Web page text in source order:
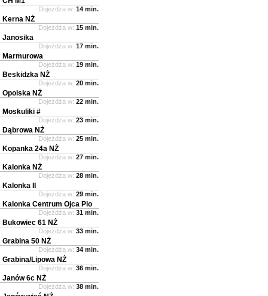
Dojeżdża w: 14 min.
Kerna NŻ
Dojeżdża w: 15 min.
Janosika
Dojeżdża w: 17 min.
Marmurowa
Dojeżdża w: 19 min.
Beskidzka NŻ
Dojeżdża w: 20 min.
Opolska NŻ
Dojeżdża w: 22 min.
Moskuliki #
Dojeżdża w: 23 min.
Dąbrowa NŻ
Dojeżdża w: 25 min.
Kopanka 24a NŻ
Dojeżdża w: 27 min.
Kalonka NŻ
Dojeżdża w: 28 min.
Kalonka II
Dojeżdża w: 29 min.
Kalonka Centrum Ojca Pio
Dojeżdża w: 31 min.
Bukowiec 61 NŻ
Dojeżdża w: 33 min.
Grabina 50 NŻ
Dojeżdża w: 34 min.
Grabina/Lipowa NŻ
Dojeżdża w: 36 min.
Janów 6c NŻ
Dojeżdża w: 38 min.